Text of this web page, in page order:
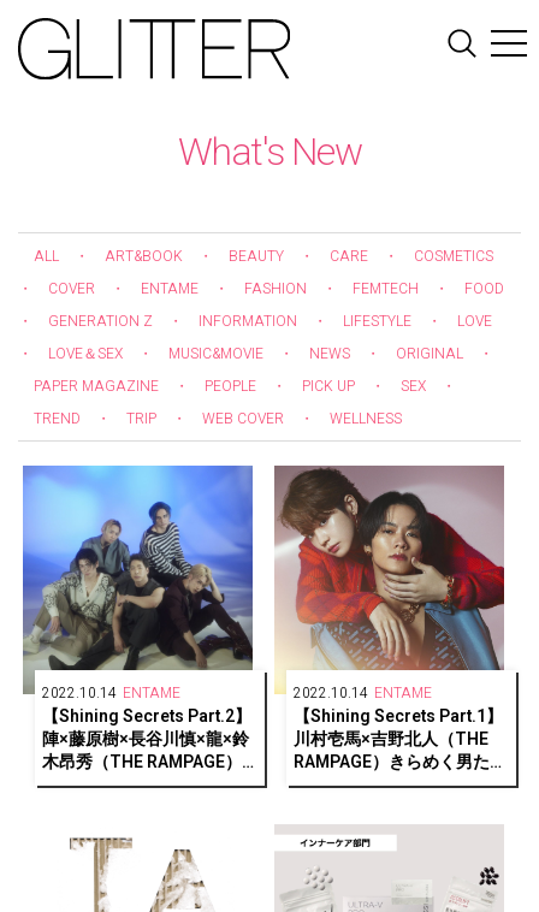
What's New
ALL ・ ART&BOOK ・ BEAUTY ・ CARE ・
COSMETICS
・
COVER ・ ENTAME ・ FASHION ・ FEMTECH ・
FOOD
・
GENERATION Z ・ INFORMATION ・ LIFESTYLE ・
LOVE
・
LOVE＆SEX ・ MUSIC&MOVIE ・ NEWS ・ ORIGINAL
・
PAPER MAGAZINE
・ PEOPLE ・ PICK UP ・ SEX
・
TREND
・ TRIP ・ WEB COVER ・ WELLNESS
2022.10.14 ENTAME
【Shining Secrets Part.2】
陣×藤原樹×長谷川慎×龍×鈴
木昂秀（THE RAMPAGE）
光を放ち続ける男たちの輝
2022.10.14 ENTAME
【Shining Secrets Part.1】
川村壱馬×吉野北人（THE
RAMPAGE）きらめく男たち
の輝く秘密。